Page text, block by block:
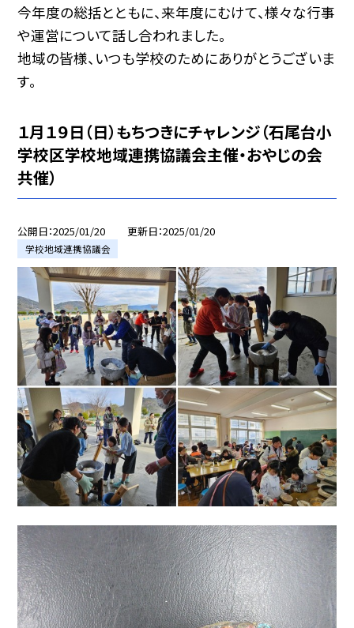
今年度の総括とともに、来年度にむけて、様々な行事
や運営について話し合われました。
地域の皆様、いつも学校のためにありがとうございま
す。
１月１９日（日）もちつきにチャレンジ（石尾台小
学校区学校地域連携協議会主催・おやじの会
共催）
公開日 2025/01/20 更新日 2025/01/20
学校地域連携協議会